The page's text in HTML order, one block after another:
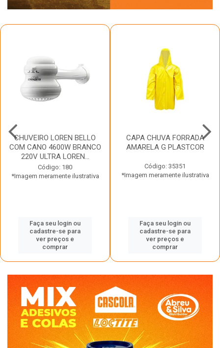
CHUVEIRO LOREN BELLO
COM CANO 4600W BRANCO
220V ULTRA LOREN...
Código: 180
*Imagem meramente ilustrativa
Faça seu login ou
cadastre-se para
ver preços e
comprar
CAPA CHUVA FORRADA
AMARELA G PLASTCOR
Código: 35351
*Imagem meramente ilustrativa
Faça seu login ou
cadastre-se para
ver preços e
comprar